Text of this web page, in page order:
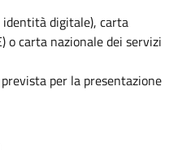
identità digitale), carta
o carta nazionale dei servizi
per la presentazione